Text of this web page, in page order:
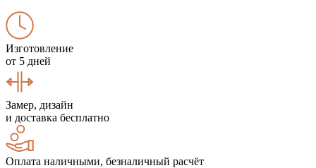
Изготовление
от 5 дней
Замер, дизайн
и доставка бесплатно
Оплата наличными, безналичный расчёт